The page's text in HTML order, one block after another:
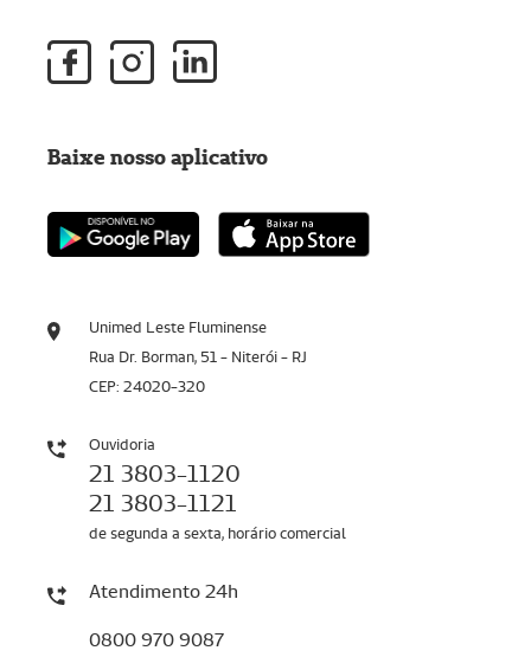
Unimed Leste Fluminense
Rua Dr. Borman, 51 - Niterói - RJ
CEP: 24020-320
Ouvidoria
21 3803-1120
21 3803-1121
de segunda a sexta, horário comercial
Atendimento 24h
0800 970 9087
Baixe nosso aplicativo